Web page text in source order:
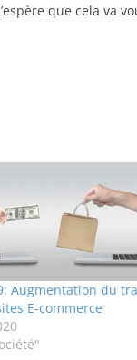
que cela va
Augmentation du
E-commerce